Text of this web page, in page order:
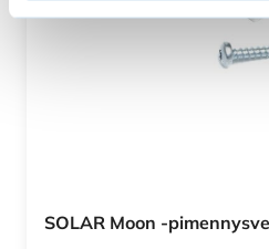
SOLAR Moon -